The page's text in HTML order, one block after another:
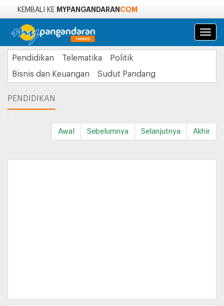
KEMBALI KE MYPANGANDARAN COM
Pendidikan Telematika
Politik
Bisnis dan Keuangan
Sudut Pandang
PENDIDIKAN
Awal Sebelumnya Selanjutnya Akhir